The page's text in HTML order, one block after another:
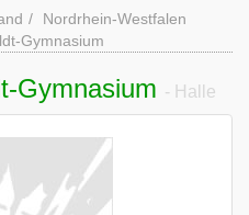
Nordrhein-Westfalen
Gymnasium
Gymnasium - Halle